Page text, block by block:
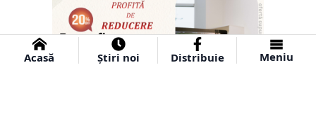
Acasă Știri noi Distribuie Meniu